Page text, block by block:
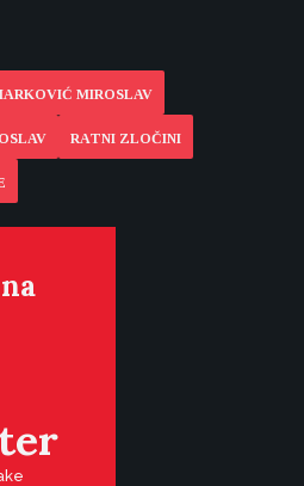
MIROSLAV
RATNI ZLOČINI